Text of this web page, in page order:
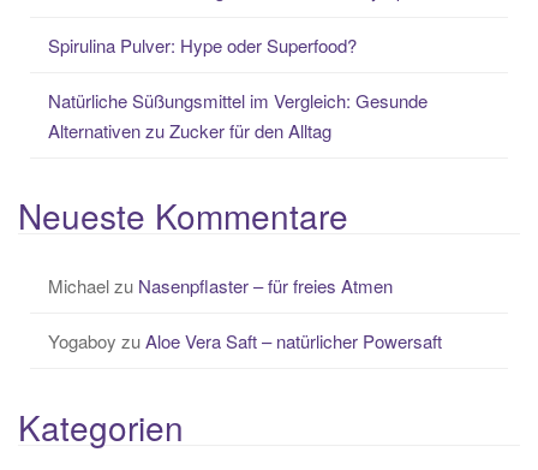
Spirulina Pulver: Hype oder Superfood?
Natürliche Süßungsmittel im Vergleich: Gesunde
Alternativen zu Zucker für den Alltag
Neueste Kommentare
Michaelzu Nasenpflaster – für freies Atmen
Yogaboy zuAloe Vera Saft – natürlicher Powersaft
Kategorien